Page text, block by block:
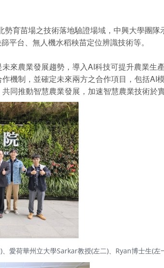
勢育苗場之技術落地驗證場域，中興大學團
平台、無人機水稻秧苗定位辨識技術等。
來農業發展趨勢，導入AI科技可提升農業
機制，並確定未來兩方之合作項目，包括
同推動智慧農業發展，加速智慧農業技術於
愛荷華州立大學Sarkar教授(左二)、Ryan博士生(